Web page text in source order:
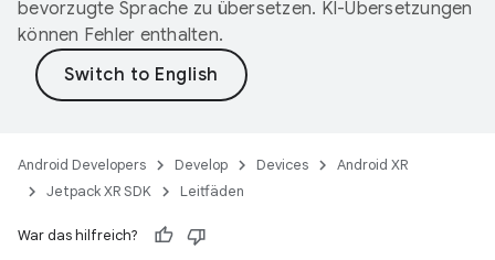
bevorzugte Sprache zu übersetzen. KI-Übersetzungen
können Fehler enthalten.
Android Developers Develop Devices
Android XR
Jetpack XR SDK
Leitfäden
War das hilfreich?